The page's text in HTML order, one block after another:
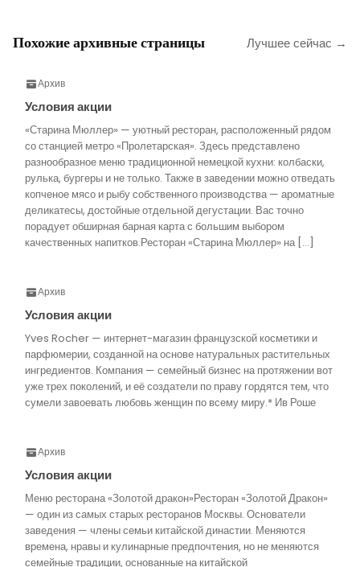
Похожие архивные страницы Лучшее сейчас →
Архив
Условия акции
«Старина Мюллер» — уютный ресторан, расположенный рядом
со станцией метро «Пролетарская». Здесь представлено
разнообразное меню традиционной немецкой кухни: колбаски,
рулька, бургеры и не только. Также в заведении можно отведать
копченое мясо и рыбу собственного производства — ароматные
деликатесы, достойные отдельной дегустации. Вас точно
порадует обширная барная карта с большим выбором
качественных напитков.Ресторан «Старина Мюллер» на […]
Архив
Условия акции
Yves Rocher — интернет-магазин французской косметики и
парфюмерии, созданной на основе натуральных растительных
ингредиентов. Компания — семейный бизнес на протяжении вот
уже трех поколений, и её создатели по праву гордятся тем, что
сумели завоевать любовь женщин по всему миру.* Ив Роше
Архив
Условия акции
Меню ресторана «Золотой дракон»Ресторан «Золотой Дракон»
— один из самых старых ресторанов Москвы. Основатели
заведения — члены семьи китайской династии. Меняются
времена, нравы и кулинарные предпочтения, но не меняются
семейные традиции, основанные на китайской